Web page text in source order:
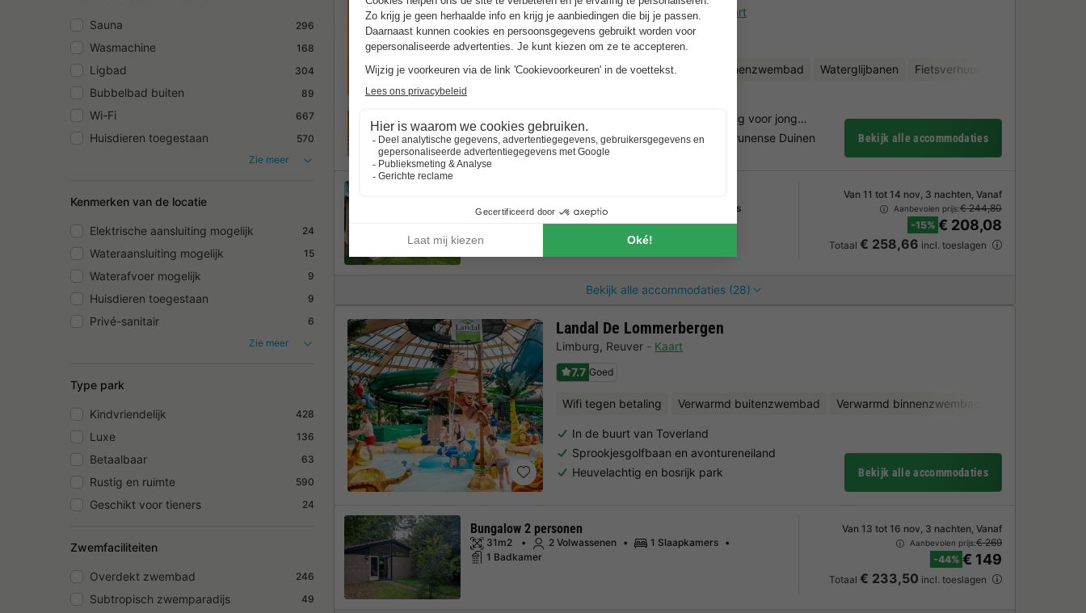
Sauna 296
Wasmachine 168
Ligbad 304
Bubbelbad buiten 89
Wi-Fi 667
Huisdieren toegestaan
570
Zie meer
Kenmerken van de locatie
Elektrische aansluiting mogelijk 24
Wateraansluiting mogelijk 15
Waterafvoer mogelijk 9
Huisdieren toegestaan 9
Privé-sanitair
6
Zie meer
Type park
Kindvriendelijk 428
Luxe 136
Betaalbaar 63
Rustig en ruimte 590
Geschikt voor tieners 24
Zwemfaciliteiten
Overdekt zwembad 246
Subtropisch zwemparadijs 49
Noord-brabant ,Kaatsheuvel
Kaart
8.0 Zeer goed
Gratis Wifi punt Verwarmd binnenzwembad Waterglijbanen Fietsverhuur
Een rustige, plezierige omgeving voor jong…
Naast natuurpark Loonse en Drunense Duinen
Bekijk alle accommodaties
Bekijk alle accommodaties (28)
2 Volwassenen 2 Kinderen 2 Slaapkamers
Van 11 tot 14 nov, 3 nachten, Vanaf
Aanbevolen prijs:€ 244,80
-15% € 208,08
Totaal € 258,66 incl. toeslagen
Landal De Lommerbergen
Limburg, Reuver
Kaart
7.7 Goed
Wifi tegen betaling Verwarmd buitenzwembad Verwarmd binnenzwembad
In de buurt van Toverland
Sprookjesgolfbaan en avontureneiland
Heuvelachtig en bosrijk park
Bekijk alle accommodaties
Bungalow 2 personen
31m2 2 Volwassenen
1 Slaapkamers
1 Badkamer
Van 13 tot 16 nov, 3 nachten, Vanaf
Aanbevolen prijs:€ 269
-44% € 149
Totaal € 233,50 incl. toeslagen